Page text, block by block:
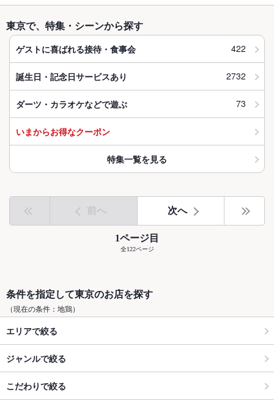
東京で、特集・シーンから探す
ゲストに喜ばれる接待・食事会 422
誕生日・記念日サービスあり 2732
ダーツ・カラオケなどで遊ぶ 73
いまからお得なクーポン
特集一覧を見る
前へ 次へ
1ページ目
全122ページ
条件を指定して東京のお店を探す
（現在の条件：地鶏）
エリアで絞る
ジャンルで絞る
こだわりで絞る